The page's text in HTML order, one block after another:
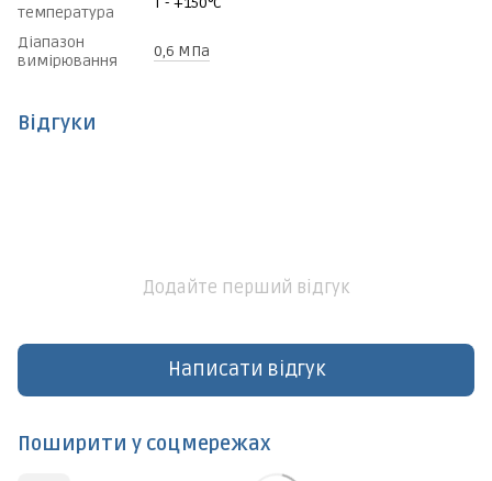
температура
Діапазон
вимірювання
0,6 МПа
Відгуки
Додайте перший відгук
Написати відгук
Поширити у соцмережах